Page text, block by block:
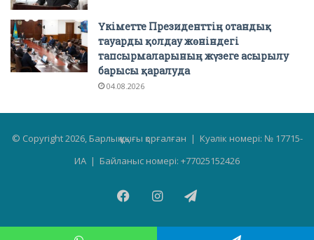
Үкіметте Президенттің отандық
тауарды қолдау жөніндегі
тапсырмаларының жүзеге асырылу
барысы қаралуда
04.08.2026
© Copyright 2026, Барлық құқығы қорғалған | Куәлік номері: № 17715-
ИА | Байланыс номері: +77025152426
FacebookInstagramTelegram